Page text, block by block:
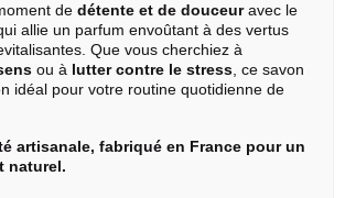
de détente et de douceuravec le
allie un parfum envoûtant à des vertus
Que vous cherchiez à
ou à lutter contre le stress, ce savon
idéal pour votre routine quotidienne de
artisanale, fabriqué en France pour un
naturel.